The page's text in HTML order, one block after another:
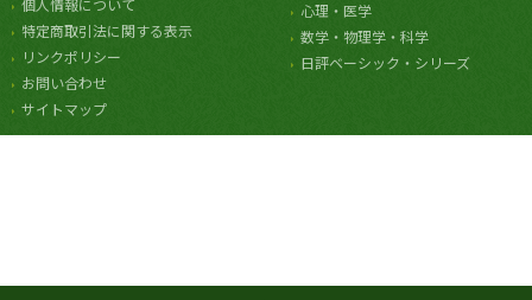
個人情報について
特定商取引法に関する表示
リンクポリシー
お問い合わせ
サイトマップ
心理・医学
数学・物理学・科学
日評ベーシック・シリーズ